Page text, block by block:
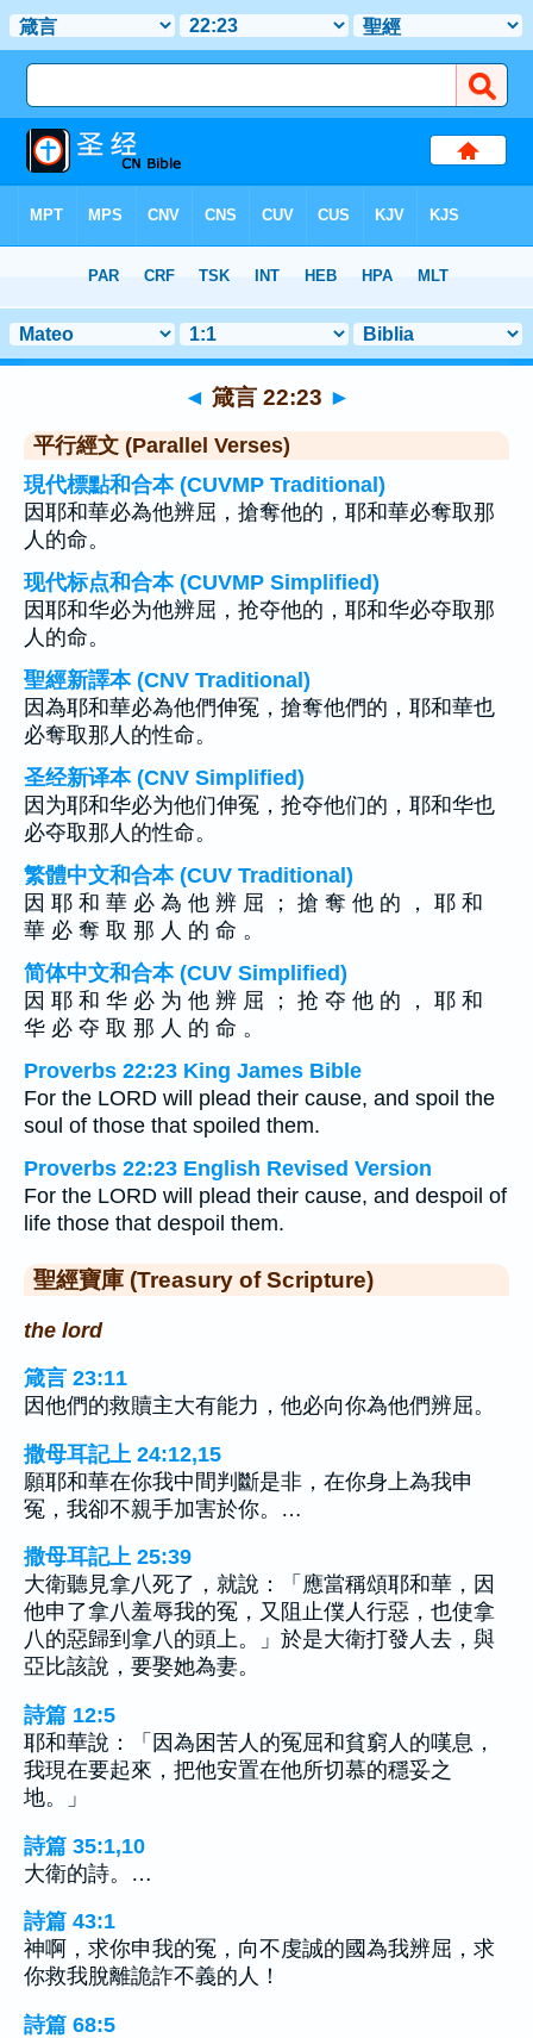
> 聖經金句 23
◄ 箴言 22:23 ►
平行經文 (Parallel Verses)
現代標點和合本 (CUVMP Traditional)
因耶和華必為他辨屈，搶奪他的，耶和華必奪取那
人的命。
现代标点和合本 (CUVMP Simplified)
因耶和华必为他辨屈，抢夺他的，耶和华必夺取那
人的命。
聖經新譯本 (CNV Traditional)
因為耶和華必為他們伸冤，搶奪他們的，耶和華也
必奪取那人的性命。
圣经新译本 (CNV Simplified)
因为耶和华必为他们伸冤，抢夺他们的，耶和华也
必夺取那人的性命。
繁體中文和合本 (CUV Traditional)
因 耶 和 華 必 為 他 辨 屈 ； 搶 奪 他 的 ， 耶 和
華 必 奪 取 那 人 的 命 。
简体中文和合本 (CUV Simplified)
因 耶 和 华 必 为 他 辨 屈 ； 抢 夺 他 的 ， 耶 和
华 必 夺 取 那 人 的 命 。
Proverbs 22:23 King James Bible
For the LORD will plead their cause, and spoil the
soul of those that spoiled them.
Proverbs 22:23 English Revised Version
For the LORD will plead their cause, and despoil of
life those that despoil them.
聖經寶庫 (Treasury of Scripture)
the lord
箴言 23:11
因他們的救贖主大有能力，他必向你為他們辨屈。
撒母耳記上 24:12,15
願耶和華在你我中間判斷是非，在你身上為我申
冤，我卻不親手加害於你。…
撒母耳記上 25:39
大衛聽見拿八死了，就說：「應當稱頌耶和華，因
他申了拿八羞辱我的冤，又阻止僕人行惡，也使拿
八的惡歸到拿八的頭上。」於是大衛打發人去，與
亞比該說，要娶她為妻。
詩篇 12:5
耶和華說：「因為困苦人的冤屈和貧窮人的嘆息，
我現在要起來，把他安置在他所切慕的穩妥之
地。」
詩篇 35:1,10
大衛的詩。…
詩篇 43:1
神啊，求你申我的冤，向不虔誠的國為我辨屈，求
你救我脫離詭詐不義的人！
詩篇 68:5